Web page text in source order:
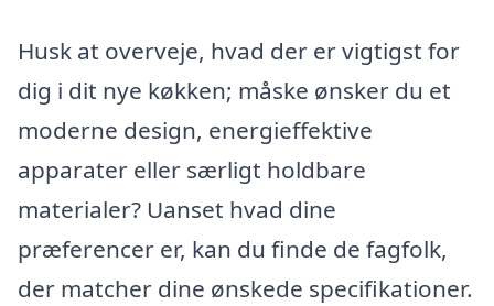
Husk at overveje, hvad der er vigtigst for
dig i dit nye køkken; måske ønsker du et
moderne design, energieffektive
apparater eller særligt holdbare
materialer? Uanset hvad dine
præferencer er, kan du finde de fagfolk,
der matcher dine ønskede specifikationer.